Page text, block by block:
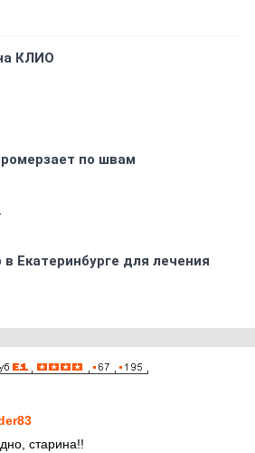
КЛИО
по швам
Екатеринбурге для лечения
старина!!